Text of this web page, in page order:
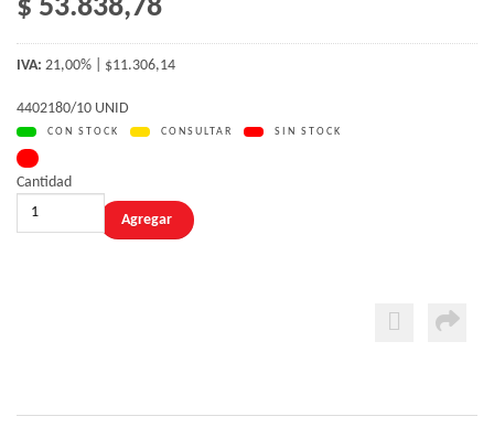
$ 53.838,78
IVA: 21,00% | $11.306,14
4402180/10 UNID
CON STOCK CONSULTAR SIN STOCK
Cantidad